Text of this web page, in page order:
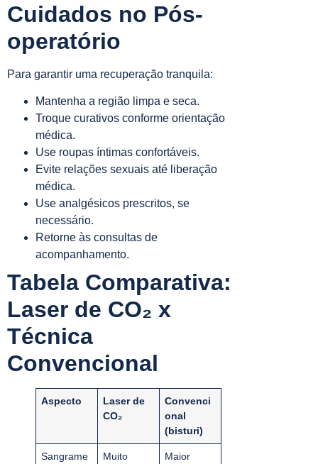
Cuidados no Pós-
operatório
Para garantir uma recuperação tranquila:
Mantenha a região limpa e seca.
Troque curativos conforme orientação
médica.
Use roupas íntimas confortáveis.
Evite relações sexuais até liberação
médica.
Use analgésicos prescritos, se
necessário.
Retorne às consultas de
acompanhamento.
Tabela Comparativa:
Laser de CO₂ x
Técnica
Convencional
Aspecto
Laser de
CO₂
Convenci
onal
(bisturi)
Sangrame
Muito
Maior